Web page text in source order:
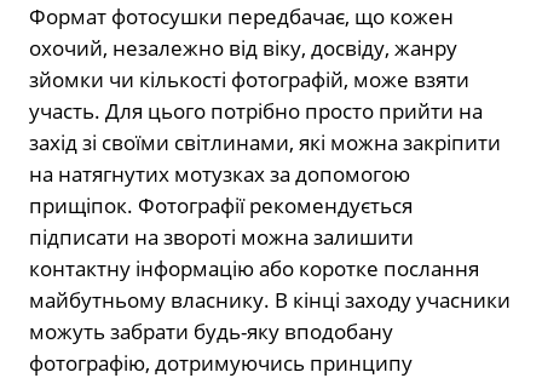
Формат фотосушки передбачає, що кожен
охочий, незалежно від віку, досвіду, жанру
зйомки чи кількості фотографій, може взяти
участь. Для цього потрібно просто прийти на
захід зі своїми світлинами, які можна закріпити
на натягнутих мотузках за допомогою
прищіпок. Фотографії рекомендується
підписати на звороті можна залишити
контактну інформацію або коротке послання
майбутньому власнику. В кінці заходу учасники
можуть забрати будь-яку вподобану
фотографію, дотримуючись принципу